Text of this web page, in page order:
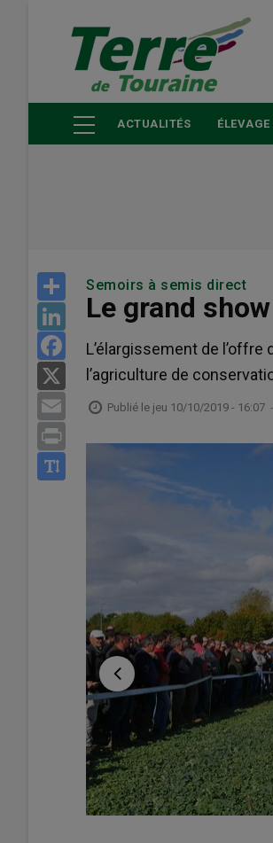
principal
ACTUALITÉS
Share
LinkedIn
Facebook
Email
Semoirs à semis direct
Le grand
L’élargissement de
l’agriculture de
Publié le jeu 10/10/2019 - 16:07